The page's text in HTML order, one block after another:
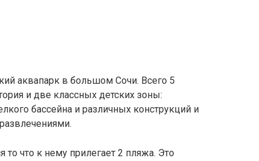
аквапарк в большом Сочи. Всего 5
и две классных детских зоны:
бассейна и различных конструкций и
то что к нему прилегает 2 пляжа. Это